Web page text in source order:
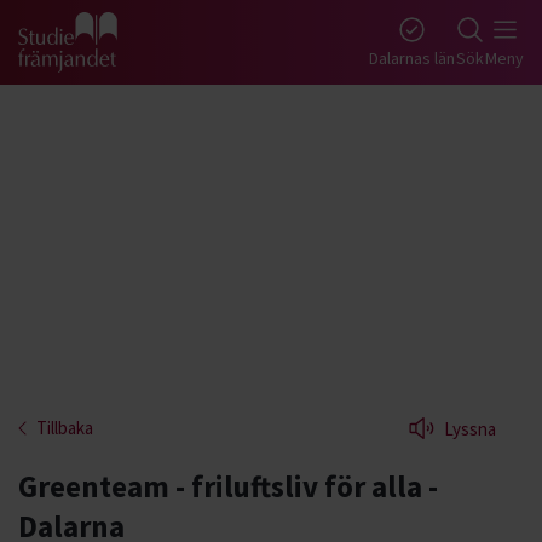
Gå till studiefrämjandets startsida Dalarnas länSökMeny
Tillbaka Lyssna
Greenteam - friluftsliv för alla -
Dalarna